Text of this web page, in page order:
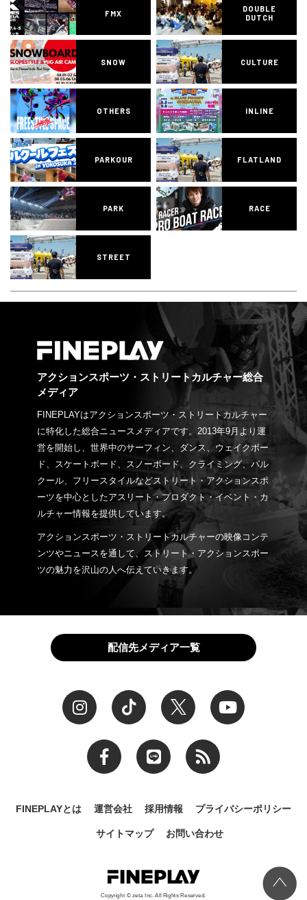
FMX
DOUBLE
DUTCH
SNOW CULTURE
OTHERS INLINE
PARKOUR FLATLAND
PARK RACE
STREET
アクションスポーツ・ストリートカルチャー総合
メディア
FINEPLAYはアクションスポーツ・ストリートカルチャー
に特化した総合ニュースメディアです。2013年9月より運
営を開始し、世界中のサーフィン、ダンス、ウェイクボー
ド、スケートボード、スノーボード、クライミング、パル
クール、フリースタイルなどストリート・アクションスポ
ーツを中心としたアスリート・プロダクト・イベント・カ
ルチャー情報を提供しています。
アクションスポーツ・ストリートカルチャーの映像コンテ
ンツやニュースを通して、ストリート・アクションスポー
ツの魅力を沢山の人へ伝えていきます。
配信先メディア一覧
FINEPLAYとは 運営会社 採用情報 プライバシーポリシー
サイトマップ お問い合わせ
Copyright © zeta Inc. All Rights Reserved.